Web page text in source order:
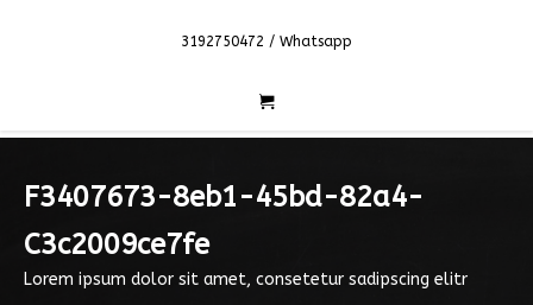
3192750472 / Whatsapp
F3407673-8eb1-45bd-82a4-
C3c2009ce7fe
Lorem ipsum dolor sit amet, consetetur sadipscing elitr